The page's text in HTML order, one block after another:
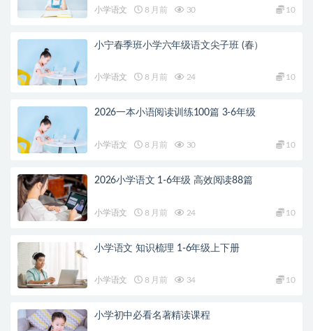
小学语文 8 月前 30 10
小宁春季班小学六年级语文尖子班 (春）
小学语文 8 月前 24 10
2026一本小语阅读训练100篇 3-6年级
小学语文 8 月前 30 10
2026小学语文 1-6年级 高效阅读88篇
小学语文 8 月前 24 10
小学语文 知识梳理 1-6年级上下册
小学语文 8 月前 34 10
小学初中必看名著精读课程